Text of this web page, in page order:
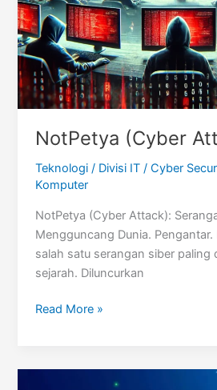
NotPetya (Cyber
Teknologi / Divisi IT/Cyber
Komputer
NotPetya (Cyber Attack):
Mengguncang Dunia.
salah satu serangan siber paling
sejarah. Diluncurkan
NotPetya
Read More »